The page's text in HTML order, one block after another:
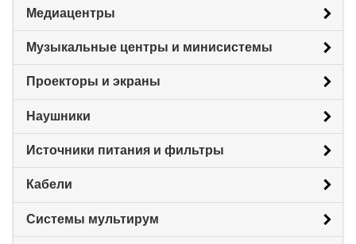
Медиацентры
Музыкальные центры и минисистемы
Проекторы и экраны
Наушники
Источники питания и фильтры
Кабели
Системы мультирум